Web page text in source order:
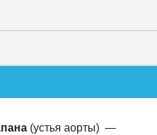
(устья аорты) —